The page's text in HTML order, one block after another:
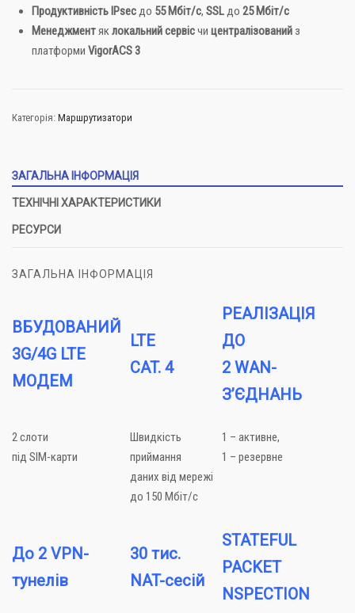
Продуктивність IPsecдо 55 Мбіт/с, SSLдо 25 Мбіт/с
Менеджментяклокальний сервісчи централізований з
платформи VigorACS 3
Категорія: Маршрутизатори
ЗАГАЛЬНА ІНФОРМАЦІЯ
ТЕХНІЧНІ ХАРАКТЕРИСТИКИ
РЕСУРСИ
ЗАГАЛЬНА ІНФОРМАЦІЯ
ВБУДОВАНИЙ
3G/4G LTE
МОДЕМ
LTE
CAT. 4
РЕАЛІЗАЦІЯ
ДО
2 WAN-
З’ЄДНАНЬ
2 слоти
під SIM-карти
Швидкість
приймання
даних від мережі
до 150 Мбіт/с
1 – активне,
1 – резервне
До 2 VPN-
тунелів
30 тис.
NAT-сесій
STATEFUL
PACKET
NSPECTION